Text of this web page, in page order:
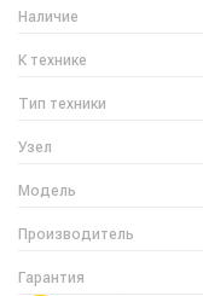
Наличие
К технике
Тип техники
Узел
Модель
Производитель
Гарантия